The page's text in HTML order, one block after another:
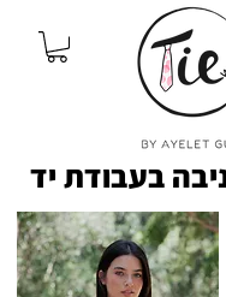
בעבודת יד